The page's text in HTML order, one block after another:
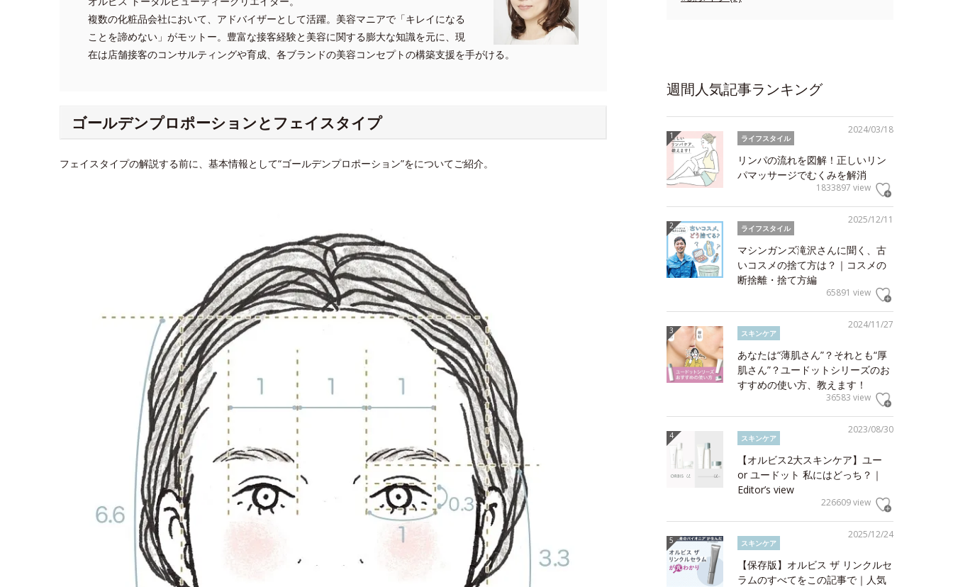
複数の化粧品会社において、アドバイザーとして活躍。美容マニアで「キレイになる
ことを諦めない」がモットー。豊富な接客経験と美容に関する膨大な知識を元に、現
在は店舗接客のコンサルティングや育成、各ブランドの美容コンセプトの構築支援を手がける。
ゴールデンプロポーションとフェイスタイプ
フェイスタイプの解説する前に、基本情報として“ゴールデンプロポーション”をについてご紹介。
週間人気記事ランキング
2024/03/18
ライフスタイル
リンパの流れを図解！正しいリン
パマッサージでむくみを解消
1833897 view
2025/12/11
ライフスタイル
マシンガンズ滝沢さんに聞く、古
いコスメの捨て方は？｜コスメの
断捨離・捨て方編
65891 view
2024/11/27
スキンケア
あなたは“薄肌さん”？それとも“厚
肌さん”？ユードットシリーズのお
すすめの使い方、教えます！
36583 view
2023/08/30
スキンケア
【オルビス2大スキンケア】ユー
or ユードット 私にはどっち？｜
Editor’s view
226609 view
2025/12/24
スキンケア
【保存版】オルビス ザ リンクルセ
ラムのすべてをこの記事で｜人気